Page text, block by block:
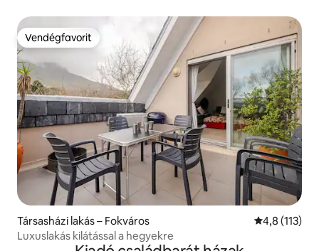
Vendégfavorit
Vendégfavorit
Társasházi lakás – Fokváros Átlagos
4,8 (113)
Luxuslakás kilátással a hegyekre